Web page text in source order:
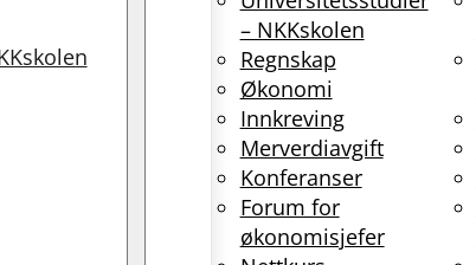
– NKKskolen
Regnskap
Økonomi
Innkreving
Merverdiavgift
Konferanser
Forum for
økonomisjefer